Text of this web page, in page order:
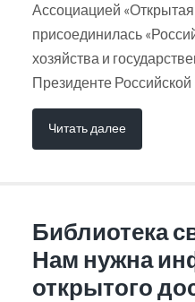
Ассоциацией «Открытая
присоединилась
хозяйства и
Президенте
Читать далее
Библиотека
Нам нужна
открытого